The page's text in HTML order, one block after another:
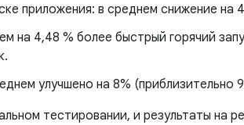
приложения: в среднем снижение на
на 4,48 % более быстрый горячий
улучшено на 8% (приблизительно
тестировании, и результаты на